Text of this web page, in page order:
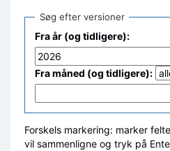
Søg efter versioner
Fra år (og tidligere):
Fra måned (og tidligere):
Forskels markering: marker
vil sammenligne og tryk på